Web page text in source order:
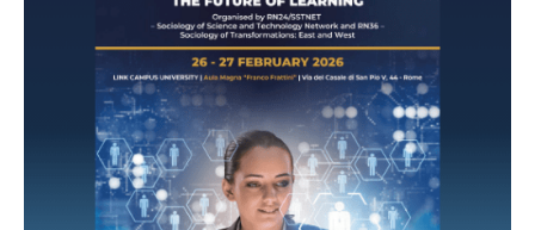
Education:
Learning”